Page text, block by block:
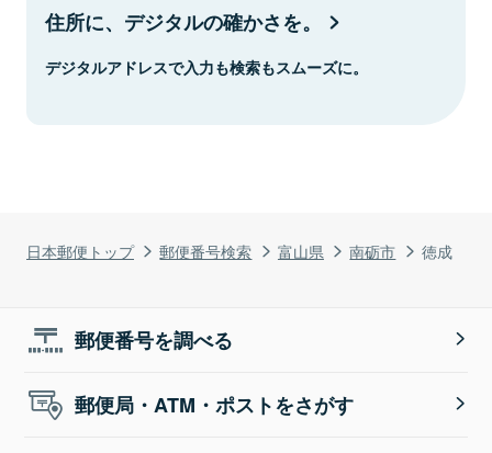
日本郵便トップ 郵便番号検索 富山県 南砺市 徳成
住所に、デジタルの確かさを。
デジタルアドレスで入力も検索もスムーズに。
郵便番号を調べる
郵便局・ATM・ポストをさがす